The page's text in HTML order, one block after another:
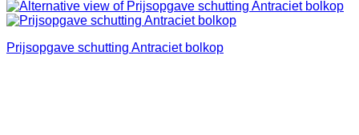
Prijsopgave schutting Antraciet bolkop